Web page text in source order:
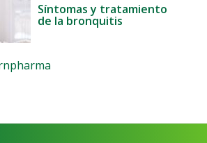
Síntomas y tratamiento
de la bronquitis